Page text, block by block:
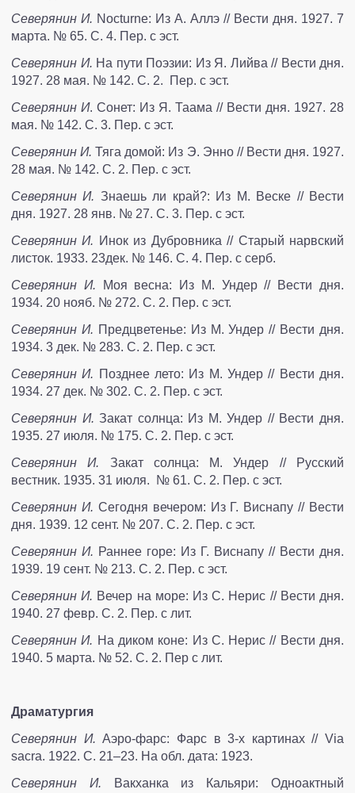
Северянин И. Nocturne: Из А. Аллэ // Вести дня. 1927. 7
марта. № 65. С. 4. Пер. с эст.
Северянин И. На пути Поэзии: Из Я. Лийва // Вести дня.
1927. 28 мая. № 142. С. 2. Пер. с эст.
Северянин И. Сонет: Из Я. Таама // Вести дня. 1927. 28
мая. № 142. С. 3. Пер. с эст.
Северянин И. Тяга домой: Из Э. Энно // Вести дня. 1927.
28 мая. № 142. С. 2. Пер. с эст.
Северянин И. Знаешь ли край?: Из М. Веске // Вести
дня. 1927. 28 янв. № 27. С. 3. Пер. с эст.
Северянин И. Инок из Дубровника // Старый нарвский
листок. 1933. 23дек. № 146. С. 4. Пер. с серб.
Северянин И. Моя весна: Из М. Ундер // Вести дня.
1934. 20 нояб. № 272. С. 2. Пер. с эст.
Северянин И. Предцветенье: Из М. Ундер // Вести дня.
1934. 3 дек. № 283. С. 2. Пер. с эст.
Северянин И. Позднее лето: Из М. Ундер // Вести дня.
1934. 27 дек. № 302. С. 2. Пер. с эст.
Северянин И.Закат солнца: Из М. Ундер // Вести дня.
1935. 27 июля. № 175. С. 2. Пер. с эст.
Северянин И. Закат солнца: М. Ундер // Русский
вестник. 1935. 31 июля. № 61. С. 2. Пер. с эст.
Северянин И. Сегодня вечером: Из Г. Виснапу // Вести
дня. 1939. 12 сент. № 207. С. 2. Пер. с эст.
Северянин И. Раннее горе: Из Г. Виснапу // Вести дня.
1939. 19 сент. № 213. С. 2. Пер. с эст.
Северянин И. Вечер на море: Из С. Нерис // Вести дня.
1940. 27 февр. С. 2. Пер. с лит.
Северянин И. На диком коне: Из С. Нерис // Вести дня.
1940. 5 марта. № 52. С. 2. Пер с лит.
Драматургия
Северянин И. Аэро-фарс: Фарс в 3-х картинах // Via
sacra. 1922. С. 21–23. На обл. дата: 1923.
Северянин И. Вакханка из Кальяри: Одноактный